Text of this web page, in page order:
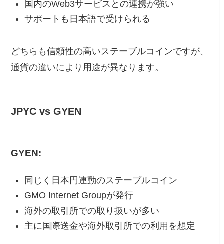
国内のWeb3サービスとの連携が強い
サポートも日本語で受けられる
どちらも信頼性の高いステーブルコインですが、
通貨の違いにより用途が異なります。
JPYC vs GYEN
GYEN:
同じく日本円連動のステーブルコイン
GMO Internet Groupが発行
海外の取引所での取り扱いが多い
主に国際送金や海外取引所での利用を想定